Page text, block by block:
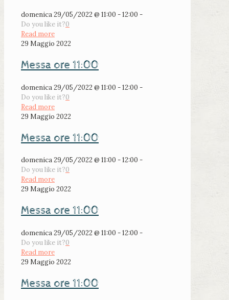
domenica 29/05/2022 @ 11:00 - 12:00 -
Do you like it?0
Read more
29 Maggio 2022
Messa ore 11:00
domenica 29/05/2022 @ 11:00 - 12:00 -
Do you like it?0
Read more
29 Maggio 2022
Messa ore 11:00
domenica 29/05/2022 @ 11:00 - 12:00 -
Do you like it?0
Read more
29 Maggio 2022
Messa ore 11:00
domenica 29/05/2022 @ 11:00 - 12:00 -
Do you like it?0
Read more
29 Maggio 2022
Messa ore 11:00